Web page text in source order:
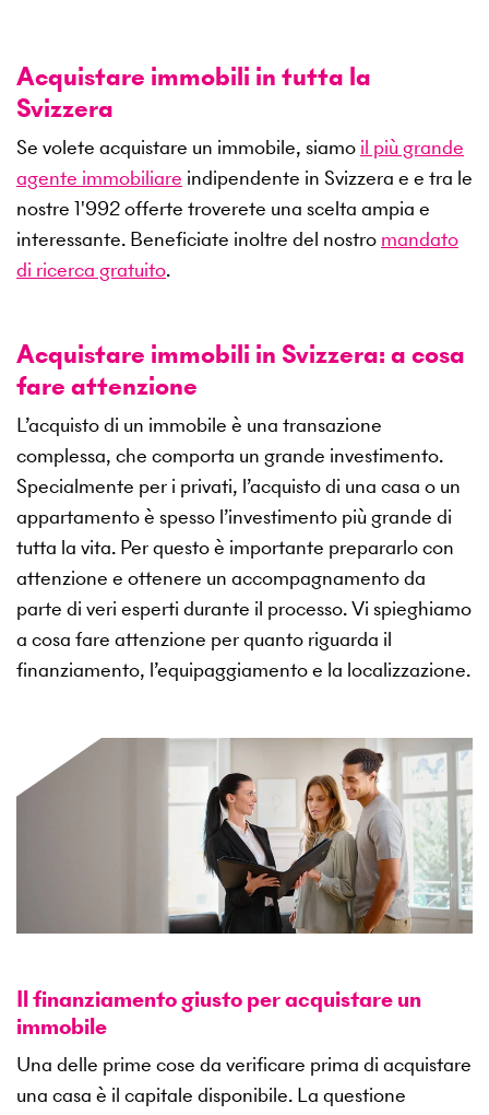
Acquistare immobili in tutta la
Svizzera
Se volete acquistare un immobile, siamo il più grande
agente immobiliare indipendente in Svizzera e e tra le
nostre 1'992offerte troverete una scelta ampia e
interessante. Beneficiate inoltre del nostro mandato
di ricerca gratuito.
Acquistare immobili in Svizzera: a cosa
fare attenzione
L’acquisto di un immobile è una transazione
complessa, che comporta un grande investimento.
Specialmente per i privati, l’acquisto di una casa o un
appartamento è spesso l’investimento più grande di
tutta la vita. Per questo è importante prepararlo con
attenzione e ottenere un accompagnamento da
parte di veri esperti durante il processo. Vi spieghiamo
a cosa fare attenzione per quanto riguarda il
finanziamento, l’equipaggiamento e la localizzazione.
Il finanziamento giusto per acquistare un
immobile
Una delle prime cose da verificare prima di acquistare
una casa è il capitale disponibile. La questione